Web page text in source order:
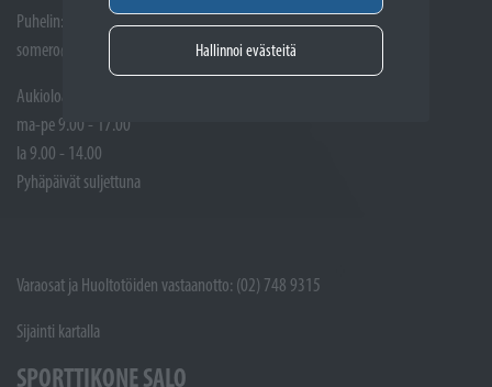
Hallinnoi evästeitä
Puhelin: (02) 748 9300
somero@sporttikone.fi
Aukioloajat
ma-pe 9.00 - 17.00
la 9.00 - 14.00
Pyhäpäivät suljettuna
Varaosat ja Huoltotöiden vastaanotto: (02) 748 9315
Sijainti kartalla
SPORTTIKONE SALO